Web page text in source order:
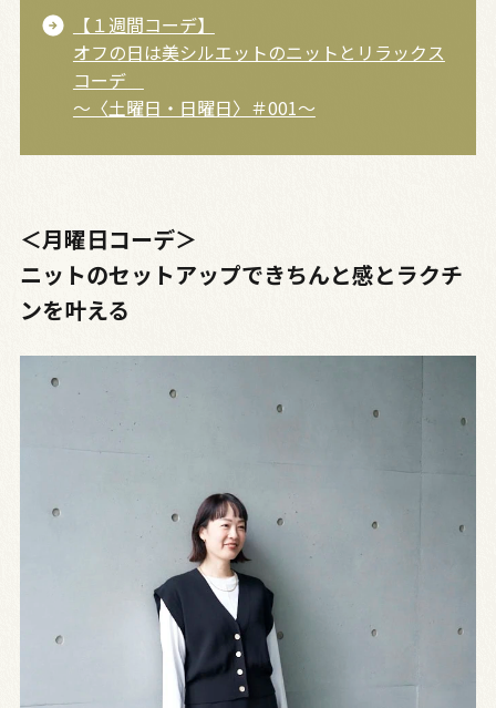
【１週間コーデ】
オフの日は美シルエットのニットとリラックス
コーデ
～〈土曜日・日曜日〉＃001～
＜月曜日コーデ＞
ニットのセットアップできちんと感とラクチ
ンを叶える